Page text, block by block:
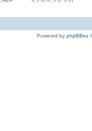
Powered by phpBBex